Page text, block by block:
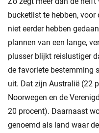
bucketlist te hebben,
niet eerder hebben
plannen van een lange,
plusser blijkt reislustiger
de favoriete bestemming
uit. Dat zijn Australië (22
Noorwegen en de
20 procent). Daarnaast
genoemd als land waar